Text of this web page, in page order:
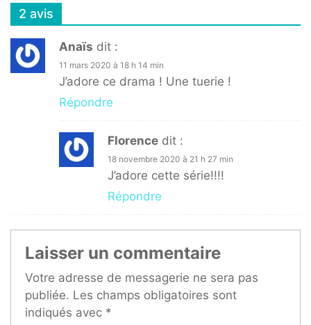
2 avis
Anaïs dit :
11 mars 2020 à 18 h 14 min
J’adore ce drama ! Une tuerie !
Répondre
Florence dit :
18 novembre 2020 à 21 h 27 min
J’adore cette série!!!!
Répondre
Laisser un commentaire
Votre adresse de messagerie ne sera pas
publiée. Les champs obligatoires sont
indiqués avec *